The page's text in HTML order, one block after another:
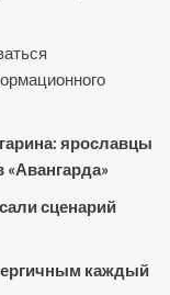
ярославцы
сценарий
каждый